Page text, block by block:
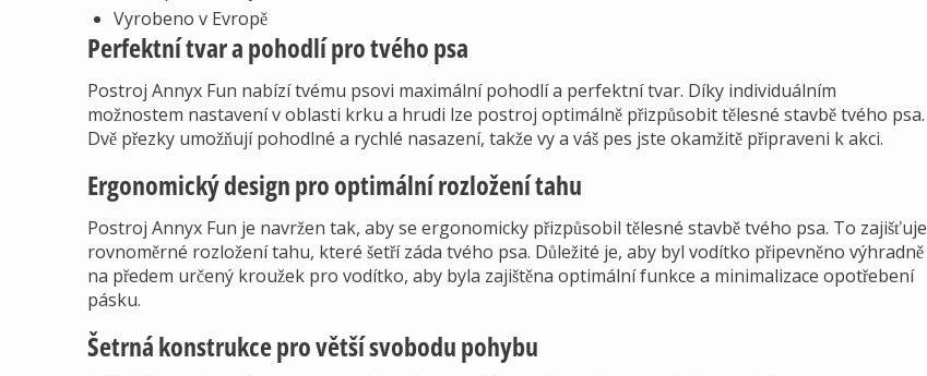
Vyrobeno v Evropě
Perfektní tvar a pohodlí pro tvého psa
Postroj Annyx Fun nabízí tvému psovi maximální pohodlí a perfektní tvar. Díky individuálním
možnostem nastavení v oblasti krku a hrudi lze postroj optimálně přizpůsobit tělesné stavbě tvého psa.
Dvě přezky umožňují pohodlné a rychlé nasazení, takže vy a váš pes jste okamžitě připraveni k akci.
Ergonomický design pro optimální rozložení tahu
Postroj Annyx Fun je navržen tak, aby se ergonomicky přizpůsobil tělesné stavbě tvého psa. To zajišťuje
rovnoměrné rozložení tahu, které šetří záda tvého psa. Důležité je, aby byl vodítko připevněno výhradně
na předem určený kroužek pro vodítko, aby byla zajištěna optimální funkce a minimalizace opotřebení
pásku.
Šetrná konstrukce pro větší svobodu pohybu